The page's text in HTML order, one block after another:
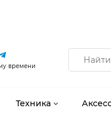
времени
Техника